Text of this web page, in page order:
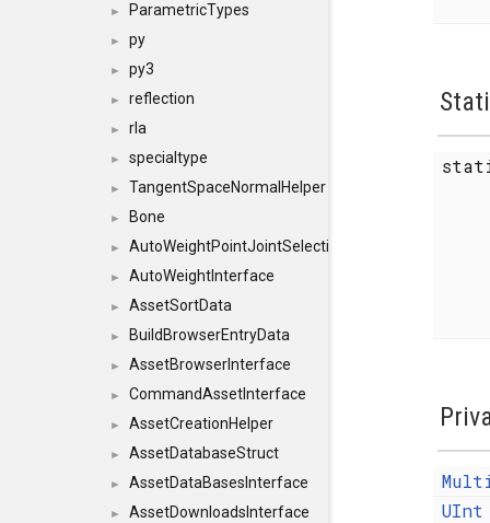
► ParametricTypes
► py
► py3
► reflection
► rla
► specialtype
► TangentSpaceNormalHelper
► Bone
► AutoWeightPointJointSelections
► AutoWeightInterface
► AssetSortData
► BuildBrowserEntryData
► AssetBrowserInterface
► CommandAssetInterface
► AssetCreationHelper
► AssetDatabaseStruct
► AssetDataBasesInterface
► AssetDownloadsInterface
UInt